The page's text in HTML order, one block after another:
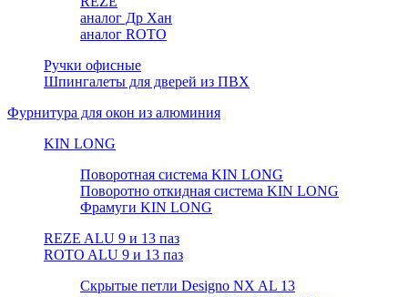
аналог Др Хан
аналог ROTO
Ручки офисные
Шпингалеты для дверей из ПВХ
Фурнитура для окон из алюминия
KIN LONG
Поворотная система KIN LONG
Поворотно откидная система KIN LONG
Фрамуги KIN LONG
REZE ALU 9 и 13 паз
ROTO ALU 9 и 13 паз
Скрытые петли Designo NX AL 13